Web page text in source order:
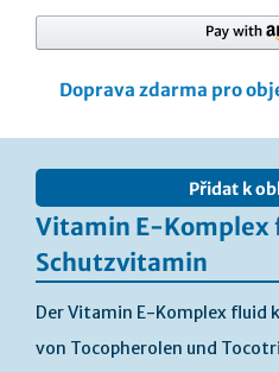
Přidat k
Doprava zdarma pro
galerie
obrázky
Vitamin E-Komplex
Schutzvitamin
Der Vitamin E-Komplex fluid
von Tocopherolen und